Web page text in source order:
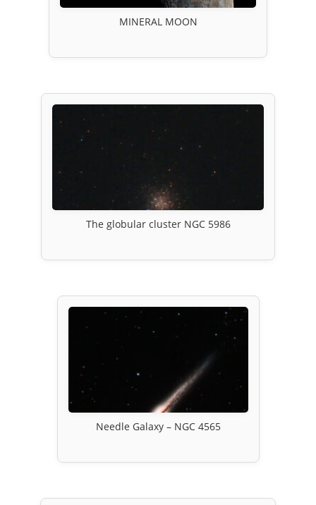
MINERAL MOON
The globular cluster NGC 5986
Needle Galaxy – NGC 4565